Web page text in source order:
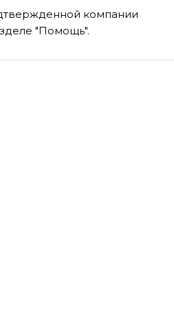
компании
"Помощь".